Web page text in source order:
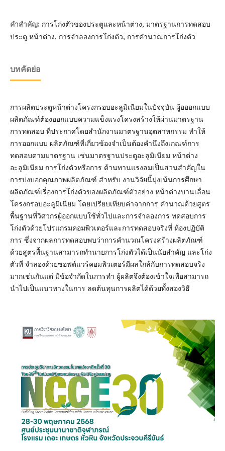
คำสำคัญ: การโก่งตัวของประตูและหน้าต่าง, มาตรฐานการทดสอบ
ประตู หน้าต่าง, การจำลองการโก่งตัว, การคำนวณการโก่งตัว
บทคัดย่อ
การผลิตประตูหน้าต่างโครงกรอบอะลูมิเนียมในปัจจุบัน ผู้อออกแบบ
ผลิตภัณฑ์ต้องออกแบบความแข็งแรงโครงสร้างให้ผ่านมาตรฐาน
การทดสอบ ที่ประกาศโดยสำนักงานมาตรฐานอุตสาหกรรม ทำให้
การออกแบบ ผลิตภัณฑ์ที่เกี่ยวข้องจำเป็นต้องคำนึงถึงเกณฑ์การ
ทดสอบตามมาตรฐาน เช่นมาตรฐานประตูอะลูมิเนียม หน้าต่าง
อะลูมิเนียม การโก่งตัวหรือการ ต้านทานแรงลมเป็นส่วนสำคัญใน
การบ่งบอกคุณภาพผลิตภัณฑ์ สำหรับ งานวิจัยนี้มุ่งเน้นการศึกษา
ผลิตภัณฑ์เรื่องการโก่งตัวของผลิตภัณฑ์ตัวอย่าง หน้าต่างบานเลื่อน
โครงกรอบอะลูมิเนียม โดยเปรียบเทียบค่าจากการ คำนวณด้วยสูตร
พื้นฐานที่วิศวกรผู้ออกแบบใช้ทั่วไปและการจำลองการ ทดสอบการ
โก่งตัวด้วยโปรแกรมคอมพิวเตอร์และการทดสอบจริงที่ ห้องปฏิบัติ
การ ซึ่งจากผลการทดสอบพบว่าการคำนวณโครงสร้างผลิตภัณฑ์
ด้วยสูตรพื้นฐานสามารถทำนายการโก่งตัวได้เป็นนัยสำคัญ และโก่ง
ตัวที่ จำลองด้วยซอฟต์แวร์คอมพิวเตอร์มีผลใกล้กับการทดสอบจริง
มากเช่นกันแต่ มีข้อจำกัดในการทำ ผู้ผลิตจึงต้องเข้าใจเพื่อสามารถ
นำไปเป็นแนวทางในการ ลดต้นทุนการผลิตได้ด้วยทั้งสองวิธี